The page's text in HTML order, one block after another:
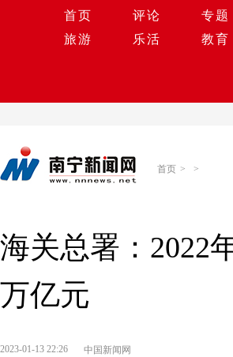
首页 评论 专题
旅游
乐活 教育
首页 > >
海关总署：2022
万亿元
2023-01-13 22:26 中国新闻网